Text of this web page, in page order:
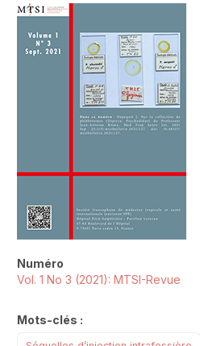
Numéro
Vol. 1 No 3 (2021): MTSI-Revue
Mots-clés :